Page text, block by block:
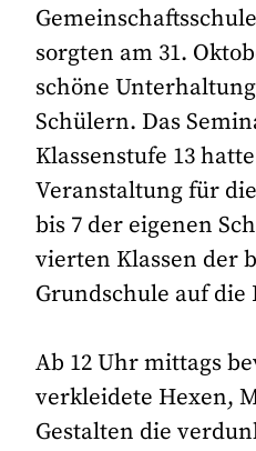
sorgten am 31.
schöne
Schülern. Das
Klassenstufe 13
Veranstaltung für
bis 7 der eigenen
vierten Klassen der
Grundschule auf die
Ab 12 Uhr mittags
verkleidete Hexen,
Gestalten die